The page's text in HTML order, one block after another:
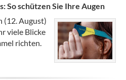
So schützen Sie Ihre Augen
(12. August)
viele Blicke
richten.